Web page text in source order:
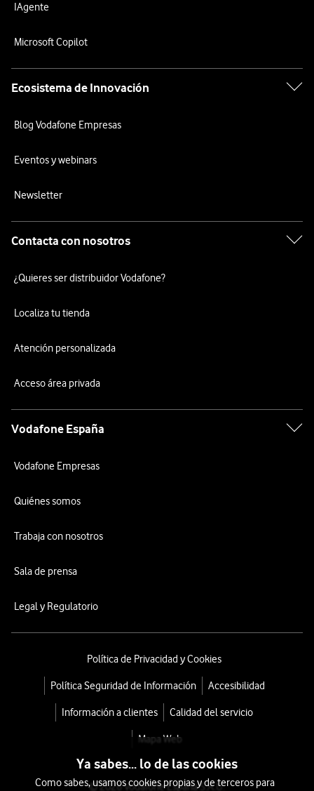
IAgente
Microsoft Copilot
Ecosistema de Innovación
Blog Vodafone Empresas
Eventos y webinars
Newsletter
Contacta con nosotros
¿Quieres ser distribuidor Vodafone?
Localiza tu tienda
Atención personalizada
Acceso área privada
Vodafone España
Vodafone Empresas
Quiénes somos
Trabaja con nosotros
Sala de prensa
Legal y Regulatorio
Política de Privacidad y Cookies
Política Seguridad de Información Accesibilidad
Información a clientes Calidad del servicio
Mapa Web
© 2026 Vodafone España S.A.U.
Ya sabes... lo de las cookies
Como sabes, usamos cookies propias y de terceros para